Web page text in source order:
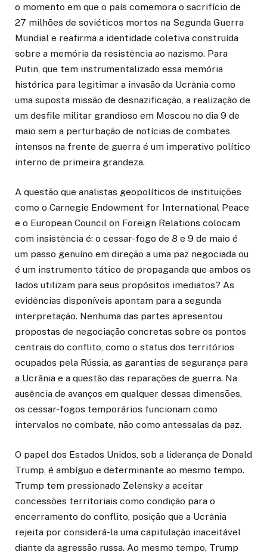
o momento em que o país comemora o sacrifício de
27 milhões de soviéticos mortos na Segunda Guerra
Mundial e reafirma a identidade coletiva construída
sobre a memória da resistência ao nazismo. Para
Putin, que tem instrumentalizado essa memória
histórica para legitimar a invasão da Ucrânia como
uma suposta missão de desnazificação, a realização de
um desfile militar grandioso em Moscou no dia 9 de
maio sem a perturbação de notícias de combates
intensos na frente de guerra é um imperativo político
interno de primeira grandeza.
A questão que analistas geopolíticos de instituições
como o Carnegie Endowment for International Peace
e o European Council on Foreign Relations colocam
com insistência é: o cessar-fogo de 8 e 9 de maio é
um passo genuíno em direção a uma paz negociada ou
é um instrumento tático de propaganda que ambos os
lados utilizam para seus propósitos imediatos? As
evidências disponíveis apontam para a segunda
interpretação. Nenhuma das partes apresentou
propostas de negociação concretas sobre os pontos
centrais do conflito, como o status dos territórios
ocupados pela Rússia, as garantias de segurança para
a Ucrânia e a questão das reparações de guerra. Na
ausência de avanços em qualquer dessas dimensões,
os cessar-fogos temporários funcionam como
intervalos no combate, não como antessalas da paz.
O papel dos Estados Unidos, sob a liderança de Donald
Trump, é ambíguo e determinante ao mesmo tempo.
Trump tem pressionado Zelensky a aceitar
concessões territoriais como condição para o
encerramento do conflito, posição que a Ucrânia
rejeita por considerá-la uma capitulação inaceitável
diante da agressão russa. Ao mesmo tempo, Trump